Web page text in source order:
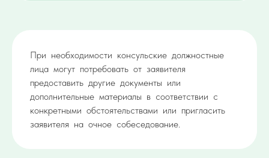
При необходимости консульские должностные
лица могут потребовать от заявителя
предоставить другие документы или
дополнительные материалы в соответствии с
конкретными обстоятельствами или пригласить
заявителя на очное собеседование.